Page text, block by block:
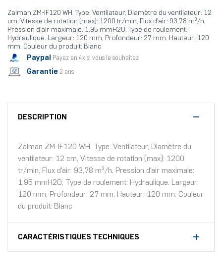
Zalman ZM-IF120 WH. Type: Ventilateur, Diamètre du ventilateur: 12
cm, Vitesse de rotation (max): 1200 tr/min, Flux d'air: 93,78 m³/h,
Pression d'air maximale: 1,95 mmH2O, Type de roulement:
Hydraulique. Largeur: 120 mm, Profondeur: 27 mm, Hauteur: 120
mm. Couleur du produit: Blanc
Paypal Payez en 4x si vous le souhaitez
Garantie 2 ans
DESCRIPTION
Zalman ZM-IF120 WH. Type: Ventilateur, Diamètre du
ventilateur: 12 cm, Vitesse de rotation (max): 1200
tr/min, Flux d'air: 93,78 m³/h, Pression d'air maximale:
1,95 mmH2O, Type de roulement: Hydraulique. Largeur:
120 mm, Profondeur: 27 mm, Hauteur: 120 mm. Couleur
du produit: Blanc
CARACTÉRISTIQUES TECHNIQUES